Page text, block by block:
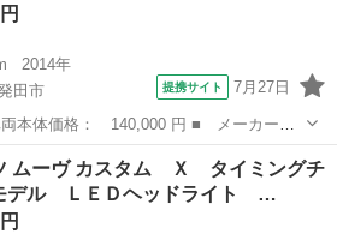
2014年
田市
提携サイト 7月27日
ムーヴコンテ ■ グレード名： Ｘ
、ＥＴＣ 車検令和９年７月迄 ■
ムーヴ カスタム Ｘ タイミングチ
デル ＬＥＤヘッドライト …